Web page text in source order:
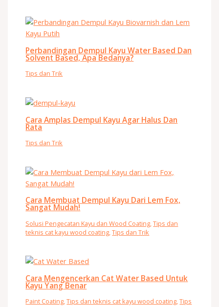
Perbandingan Dempul Kayu Water Based Dan
Solvent Based, Apa Bedanya?
Tips dan Trik
Cara Amplas Dempul Kayu Agar Halus Dan
Rata
Tips dan Trik
Cara Membuat Dempul Kayu Dari Lem Fox,
Sangat Mudah!
Solusi Pengecatan Kayu dan Wood Coating,Tips dan
teknis cat kayu wood coating,Tips dan Trik
Cara Mengencerkan Cat Water Based Untuk
Kayu Yang Benar
Paint Coating,Tips dan teknis cat kayu wood coating,Tips